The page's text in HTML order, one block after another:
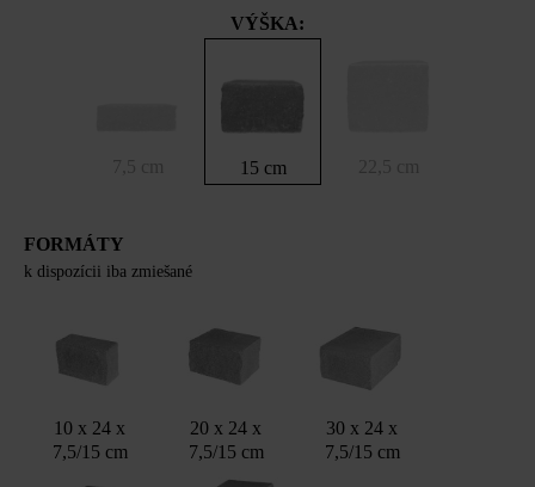
VÝŠKA:
15 cm
FORMÁTY
k dispozícii iba zmiešané
10 x 24 x
7,5/15 cm
20 x 24 x
7,5/15 cm
30 x 24 x
7,5/15 cm